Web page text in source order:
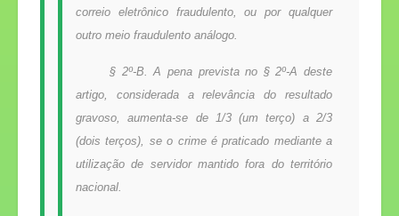
correio eletrônico fraudulento, ou por qualquer
outro meio fraudulento análogo.
§ 2º-B. A pena prevista no § 2º-A deste
artigo, considerada a relevância do resultado
gravoso, aumenta-se de 1/3 (um terço) a 2/3
(dois terços), se o crime é praticado mediante a
utilização de servidor mantido fora do território
nacional.